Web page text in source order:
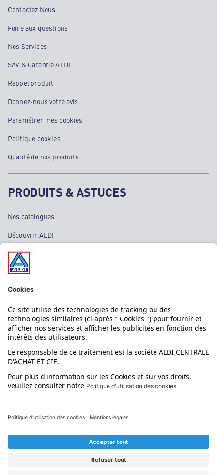
Contactez Nous
Foire aux questions
Nos Services
SAV & Garantie ALDI
Rappel produit
Donnez-nous votre avis
Paramétrer mes cookies
Politique cookies
Qualité de nos produits
PRODUITS & ASTUCES
Nos catalogues
Découvrir ALDI
Nos bons plans
Nos rayons
Nos marques
Nos astuces
Évènements
L'application mobile